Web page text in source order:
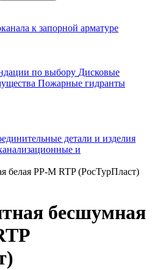
к запорной арматуре
по выбору Дисковые
Пожарные гидранты
детали и изделия
и
белая PP-M RTP (РосТурПласт)
бесшумная